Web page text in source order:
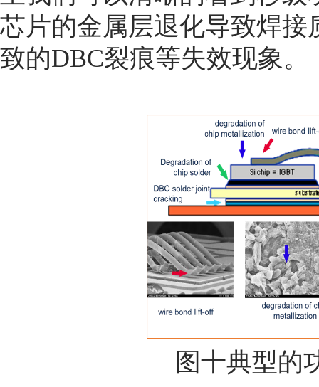
芯片的金属层退化导致焊
致的DBC裂痕等失效现象。
图十典型的